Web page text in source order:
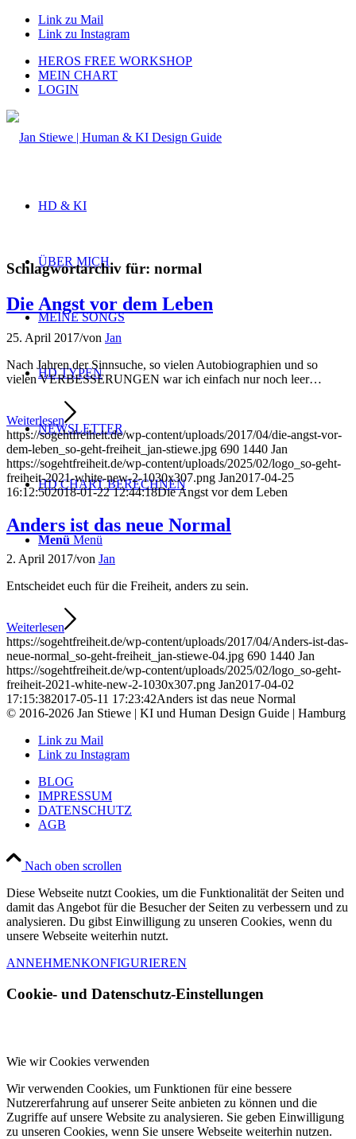
Link zu Mail
Link zu Instagram
HEROS FREE WORKSHOP
MEIN CHART
LOGIN
HD & KI
ÜBER MICH
MEINE SONGS
HD TYPEN
NEWSLETTER
HD CHART BERECHNEN
Menü Menü
Schlagwortarchiv für: normal
Die Angst vor dem Leben
25. April 2017/von Jan
Nach Jahren der Sinnsuche, so vielen Autobiographien und so
vielen VERBESSERUNGEN war ich einfach nur noch leer…
Weiterlesen
https://sogehtfreiheit.de/wp-content/uploads/2017/04/die-angst-vor-
dem-leben_so-geht-freiheit_jan-stiewe.jpg 690 1440 Jan
https://sogehtfreiheit.de/wp-content/uploads/2025/02/logo_so-geht-
freiheit-2021-white-new-2-1030x307.png Jan2017-04-25
16:12:502018-01-22 12:44:18Die Angst vor dem Leben
Anders ist das neue Normal
2. April 2017/von Jan
Entscheidet euch für die Freiheit, anders zu sein.
Weiterlesen
https://sogehtfreiheit.de/wp-content/uploads/2017/04/Anders-ist-das-
neue-normal_so-geht-freiheit_jan-stiewe-04.jpg 690 1440 Jan
https://sogehtfreiheit.de/wp-content/uploads/2025/02/logo_so-geht-
freiheit-2021-white-new-2-1030x307.png Jan2017-04-02
17:15:382017-05-11 17:23:42Anders ist das neue Normal
© 2016-2026 Jan Stiewe | KI und Human Design Guide | Hamburg
Link zu Mail
Link zu Instagram
BLOG
IMPRESSUM
DATENSCHUTZ
AGB
Nach oben scrollen
Diese Webseite nutzt Cookies, um die Funktionalität der Seiten und
damit das Angebot für die Besucher der Seiten zu verbessern und zu
analysieren. Du gibst Einwilligung zu unseren Cookies, wenn du
unsere Webseite weiterhin nutzt.
ANNEHMENKONFIGURIEREN
Cookie- und Datenschutz-Einstellungen
Wie wir Cookies verwenden
Wir verwenden Cookies, um Funktionen für eine bessere
Nutzererfahrung auf unserer Seite anbieten zu können und die
Zugriffe auf unsere Website zu analysieren. Sie geben Einwilligung
zu unseren Cookies, wenn Sie unsere Webseite weiterhin nutzen.